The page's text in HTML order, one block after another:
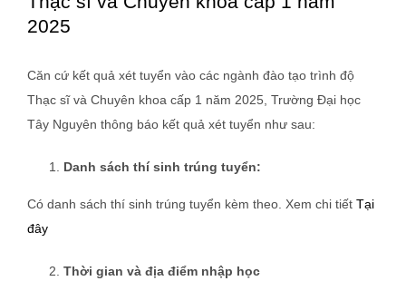
2025
Căn cứ kết quả xét tuyển vào các ngành đào tạo trình độ
Thạc sĩ và Chuyên khoa cấp 1 năm 2025, Trường Đại học
Tây Nguyên thông báo kết quả xét tuyển như sau:
Danh sách thí sinh trúng tuyển:
Có danh sách thí sinh trúng tuyển kèm theo. Xem chi tiết Tại
đây
Thời gian và địa điểm nhập học